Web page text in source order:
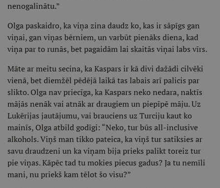
nenogalinātu.”
Olga paskaidro, ka viņa zina daudz ko, kas ir sāpīgs gan
viņai, gan viņas bērniem, un varbūt pienāks diena, kad
viņa par to runās, bet pagaidām lai skaitās viņai labs vīrs.
Māte ar meitu secina, ka Kaspars ir kā divi dažādi cilvēki
vienā, bet diemžēl pēdējā laikā tas labais arī palicis par
slikto. Olga nav priecīga, ka Kaspars neko nedara, naktīs
mājās nenāk vai atnāk ar draugiem un piepīpē māju. Uz
Lukērijas jautājumu, vai brauciens uz Turciju kaut ko
mainīs, Olga atbild godīgi: “Neko, tur būs all-inclusive
alkohols. Viņš man tikko pateica, ka viņš tur satiksies ar
savu draudzeni un ka viņam bija prieks palikt toreiz tur
pie viņas. Kāpēc tad tu mokies piecus gadus? Ja tu nemīli
mani, nu priekš kam tēlot šo visu?”